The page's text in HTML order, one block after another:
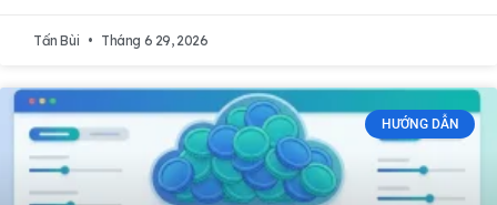
Tấn Bùi Tháng 6 29, 2026
HƯỚNG DẪN